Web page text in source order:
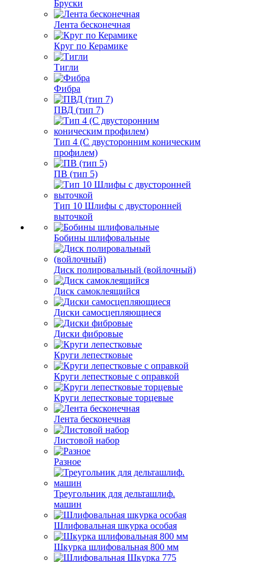
Бруски
Лента бесконечная
Круг по Керамике
Тигли
Фибра
ПВД (тип 7)
Тип 4 (С двусторонним коническим
профилем)
ПВ (тип 5)
Тип 10 Шлифы с двусторонней
выточкой
Бобины шлифовальные
Диск полировальный (войлочный)
Диск самоклеящийся
Диски самосцепляющиеся
Диски фибровые
Круги лепестковые
Круги лепестковые с оправкой
Круги лепестковые торцевые
Лента бесконечная
Листовой набор
Разное
Треугольник для дельташлиф.
машин
Шлифовальная шкурка особая
Шкурка шлифовальная 800 мм